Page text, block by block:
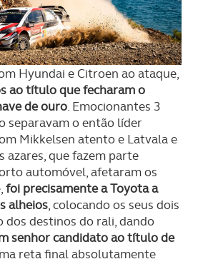
Hyundai e Citroen ao ataque,
ao título que fecharam o
de ouro. Emocionantes 3
separavam o então líder
Mikkelsen atento e Latvala e
azares, que fazem parte
automóvel, afetaram os
foi precisamente a Toyota a
alheios, colocando os seus dois
dos destinos do rali, dando
senhor candidato ao título de
reta final absolutamente